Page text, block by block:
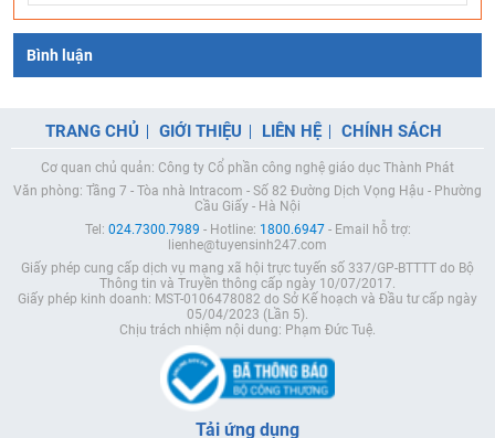
Bình luận
TRANG CHỦ GIỚI THIỆU LIÊN HỆ CHÍNH SÁCH
Cơ quan chủ quản: Công ty Cổ phần công nghệ giáo dục Thành Phát
Văn phòng: Tầng 7 - Tòa nhà Intracom - Số 82 Đường Dịch Vọng Hậu - Phường
Cầu Giấy - Hà Nội
Tel: 024.7300.7989 - Hotline: 1800.6947- Email hỗ trợ:
lienhe@tuyensinh247.com
Giấy phép cung cấp dịch vụ mạng xã hội trực tuyến số 337/GP-BTTTT do Bộ
Thông tin và Truyền thông cấp ngày 10/07/2017.
Giấy phép kinh doanh: MST-0106478082 do Sở Kế hoạch và Đầu tư cấp ngày
05/04/2023 (Lần 5).
Chịu trách nhiệm nội dung: Phạm Đức Tuệ.
Tải ứng dụng